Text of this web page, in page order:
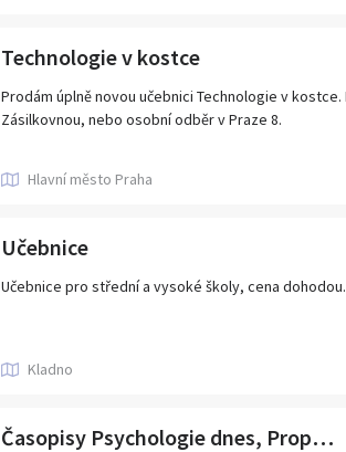
Technologie v kostce
Prodám úplně novou učebnici Technologie v kostce.
Zásilkovnou, nebo osobní odběr v Praze 8.
Hlavní město Praha
Učebnice
Učebnice pro střední a vysoké školy, cena dohodou.
Kladno
Časopisy Psychologie dnes, Propsy, Konfrontace